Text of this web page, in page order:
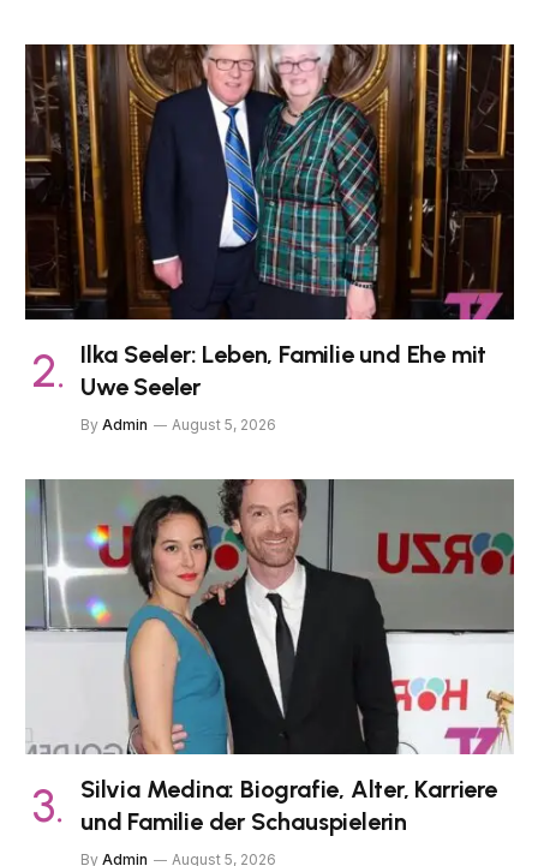
Ilka Seeler: Leben, Familie und Ehe mit
Uwe Seeler
By Admin August 5, 2026
Silvia Medina: Biografie, Alter, Karriere
und Familie der Schauspielerin
By Admin August 5, 2026